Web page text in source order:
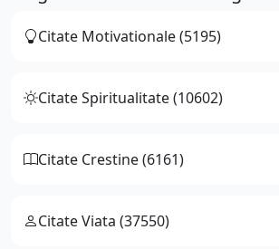
Citate Motivationale (5195)
Citate Spiritualitate (10602)
Citate Crestine (6161)
Citate Viata (37550)